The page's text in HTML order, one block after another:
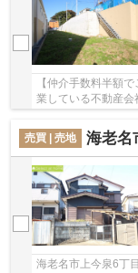
【仲介手数料半額
業している不動産
売買 | 売地
海老
海老名市上今泉6丁